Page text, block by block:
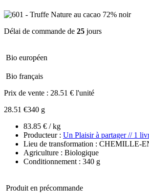
Délai de commande de 25 jours
Bio européen
Bio français
Prix de vente : 28.51 € l'unité
28.51 €340 g
83.85 € / kg
Producteur : Un Plaisir à partager // 1
Lieu de transformation : CHEMILLE-
Agriculture : Biologique
Conditionnement : 340 g
Produit en précommande